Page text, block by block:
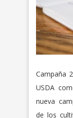
Campaña
USDA
nueva
de los